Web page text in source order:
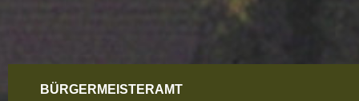
BÜRGERMEISTERAMT